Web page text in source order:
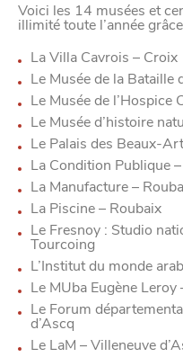
Voici les 14 musées et
illimité toute l’année
La Villa Cavrois – Croix
Le Musée de la Bataille
Le Musée de l’Hospice
Le Musée d’histoire
Le Palais des Beaux-
La Condition Publique
La Manufacture –
La Piscine – Roubaix
Le Fresnoy : Studio
Tourcoing
L’Institut du monde
Le MUba Eugène Leroy
Le Forum
d’Ascq
Le LaM – Villeneuve
dans
le